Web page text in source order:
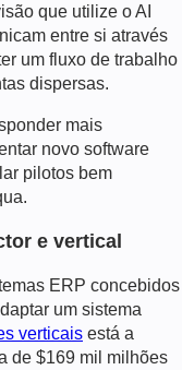
que utilize o AI
entre si através
um fluxo de trabalho
dispersas.
mais
novo software
pilotos bem
e vertical
ERP concebidos
um sistema
verticais está a
de $169 mil milhões